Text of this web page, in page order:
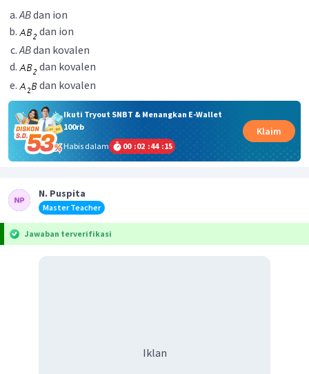
ABdan ion
dan ion
ABdan kovalen
dan kovalen
dan kovalen
Ikuti Tryout SNBT & Menangkan E-Wallet
100rb
Habis dalam
00 :02 :44 :15
Klaim
N. Puspita
Master Teacher
Jawaban terverifikasi
Iklan